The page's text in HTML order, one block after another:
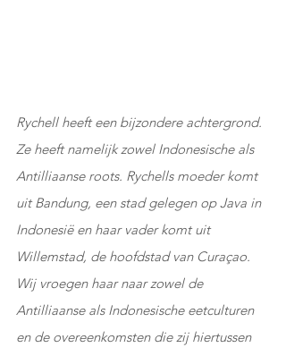
Rychell heeft een bijzondere achtergrond.
Ze heeft namelijk zowel Indonesische als
Antilliaanse roots. Rychells moeder komt
uit Bandung, een stad gelegen op Java in
Indonesië en haar vader komt uit
Willemstad, de hoofdstad van Curaçao.
Wij vroegen haar naar zowel de
Antilliaanse als Indonesische eetculturen
en de overeenkomsten die zij hiertussen